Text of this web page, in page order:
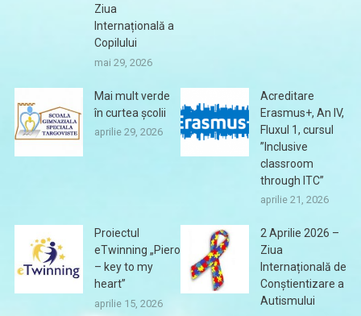
Ziua
Internațională a
Copilului
mai 29, 2026
Mai mult verde
în curtea școlii
aprilie 29, 2026
Acreditare
Erasmus+, An IV,
Fluxul 1, cursul
”Inclusive
classroom
through ITC”
aprilie 21, 2026
Proiectul
eTwinning „Piero
– key to my
heart”
aprilie 15, 2026
2 Aprilie 2026 –
Ziua
Internațională de
Conștientizare a
Autismului